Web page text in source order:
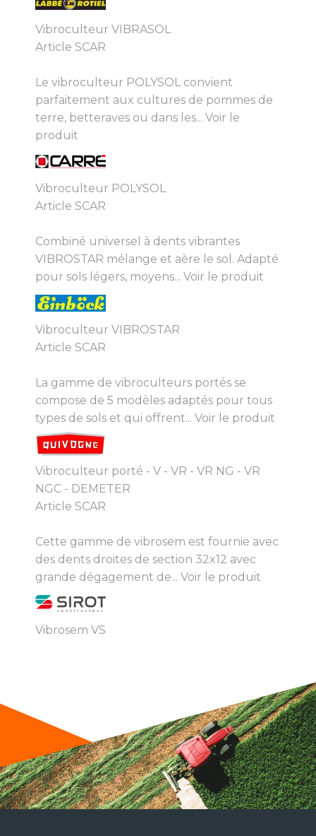
Vibroculteur VIBRASOL
Article SCAR
Le vibroculteur POLYSOL convient
parfaitement aux cultures de pommes de
terre, betteraves ou dans les... Voir le
produit
Vibroculteur POLYSOL
Article SCAR
Combiné universel à dents vibrantes
VIBROSTAR mélange et aère le sol. Adapté
pour sols légers, moyens... Voir le produit
Vibroculteur VIBROSTAR
Article SCAR
La gamme de vibroculteurs portés se
compose de 5 modèles adaptés pour tous
types de sols et qui offrent... Voir le produit
Vibroculteur porté - V - VR - VR NG - VR
NGC - DEMETER
Article SCAR
Cette gamme de vibrosem est fournie avec
des dents droites de section 32x12 avec
grande dégagement de... Voir le produit
Vibrosem VS